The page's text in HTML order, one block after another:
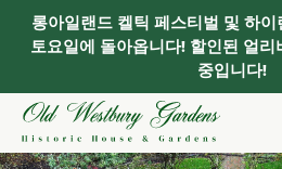
츠
롱아일랜드 켈틱 페스티벌 및 하
토요일에 돌아옵니다! 할인된 얼
중입니다!